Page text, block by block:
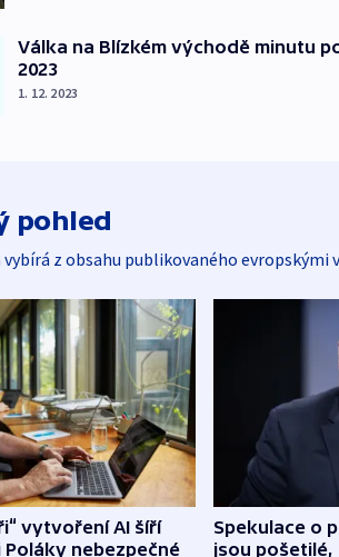
Válka na Blízkém východě minutu
2023
1. 12. 2023
pohled
vybírá z obsahu publikovaného evropskými
vytvoření AI šíří
Poláky nebezpečné
Spekulace o
jsou